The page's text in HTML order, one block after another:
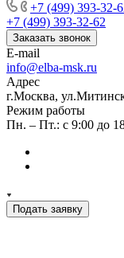
+7 (499) 393-32-
+7 (499) 393-32-62
Заказать звонок
E-mail
info@elba-msk.ru
Адрес
г.Москва,
Режим работы
Пн. – Пт.: с 9:00 до
Подать заявку